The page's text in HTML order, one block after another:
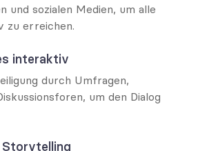
und sozialen Medien, um alle
erreichen.
interaktiv
durch Umfragen,
um den Dialog
Storytelling